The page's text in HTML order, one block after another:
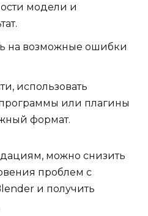
модели и
на возможные ошибки
использовать
или плагины
формат.
можно снизить
проблем с
и получить